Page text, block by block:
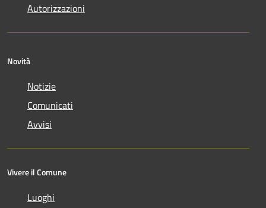
Autorizzazioni
Novità
Notizie
Comunicati
Avvisi
Vivere il Comune
Luoghi